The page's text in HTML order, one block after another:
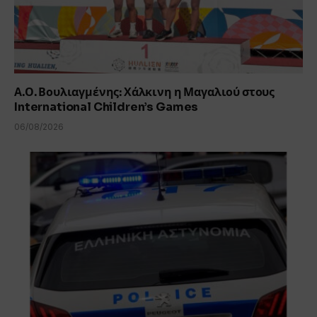
Α.Ο. Βουλιαγμένης: Χάλκινη η Μαγαλιού στους
International Children’s Games
06/08/2026